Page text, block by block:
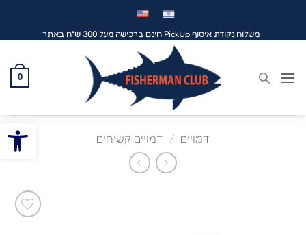
פתח
משלוח נקודת איסוף PickUp חינם ברכישה מעל 300 ש"ח באתר
0
דמויים / דמויים קשיחים